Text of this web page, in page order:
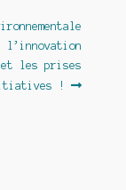
l’innovation
et les prises
!